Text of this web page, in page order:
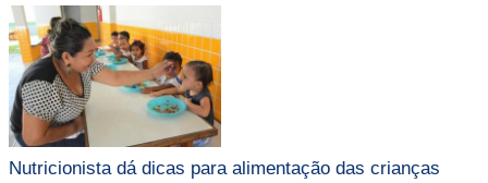
Nutricionista dá dicas para alimentação das crianças